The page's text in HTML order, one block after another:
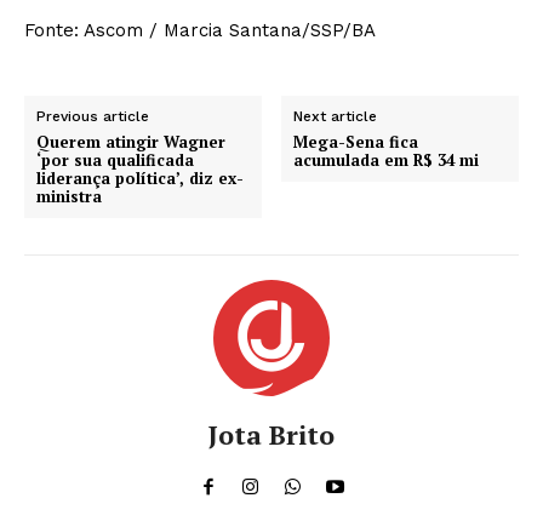
Fonte: Ascom / Marcia Santana/SSP/BA
Previous article
Querem atingir Wagner
‘por sua qualificada
liderança política’, diz ex-
ministra
Next article
Mega-Sena fica
acumulada em R$ 34 mi
Jota Brito